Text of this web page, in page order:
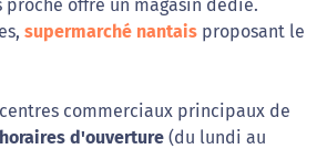
offre un magasin dédié.
supermarché nantais proposant le
commerciaux principaux de
horaires d'ouverture (du lundi au